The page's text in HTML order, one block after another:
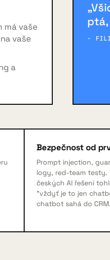
má vaše
vaše
a
-
Bezpečnost od
Prompt injection,
logy, red-team testy.
českých AI řešení
"vždyť je to jen
chatbot sahá do CRM.